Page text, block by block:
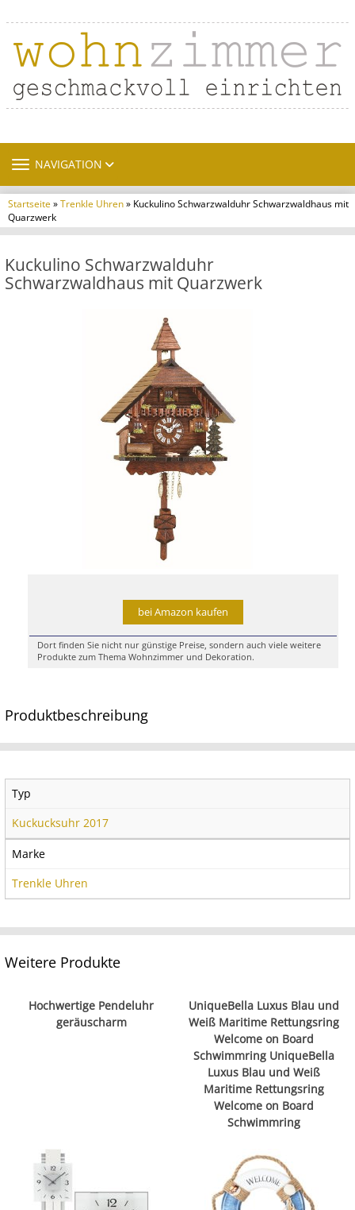
TOGGLE NAVIGATION
NAVIGATION
Startseite»Trenkle Uhren» Kuckulino Schwarzwalduhr Schwarzwaldhaus mit
Quarzwerk
Kuckulino Schwarzwalduhr
Schwarzwaldhaus mit Quarzwerk
bei Amazon kaufen
Dort finden Sie nicht nur günstige Preise, sondern auch viele weitere
Produkte zum Thema Wohnzimmer und Dekoration.
Produktbeschreibung
Typ
Kuckucksuhr 2017
Marke
Trenkle Uhren
Weitere Produkte
Hochwertige Pendeluhr
geräuscharm
UniqueBella Luxus Blau und
Weiß Maritime Rettungsring
Welcome on Board
Schwimmring UniqueBella
Luxus Blau und Weiß
Maritime Rettungsring
Welcome on Board
Schwimmring